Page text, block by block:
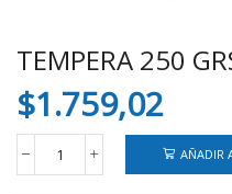
TEMPERA 250
$1.759,02
TEMPERA
250
AÑADIR